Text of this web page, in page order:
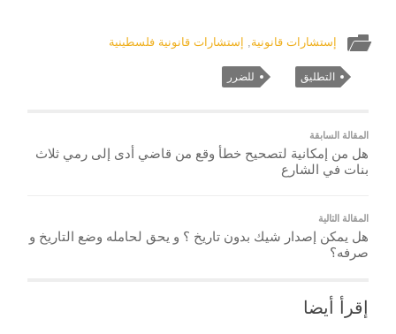
إستشارات قانونية إستشارات قانونية فلسطينية
التطليق للضرر
المقالة السابقة
هل من إمكانية لتصحيح خطأ وقع من قاضي أدى إلى رمي ثلاث
بنات في الشارع
المقالة التالية
هل يمكن إصدار شيك بدون تاريخ ؟ و يحق لحامله وضع التاريخ و
صرفه؟
إقرأ أيضا